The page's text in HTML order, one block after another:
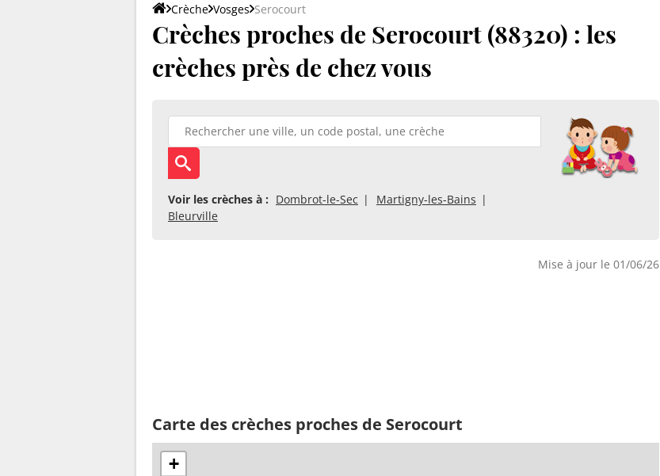
Crèche Vosges Serocourt
Crèches proches de Serocourt (88320) : les
crèches près de chez vous
Voir les crèches à : Dombrot-le-Sec
Martigny-les-Bains
Bleurville
Mise à jour le 01/06/26
Carte des crèches proches de Serocourt
+